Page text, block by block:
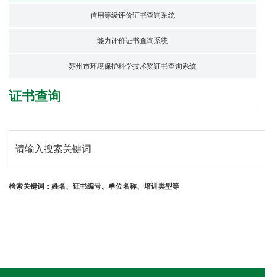
信用等级评价证书查询系统
能力评价证书查询系统
苏州市环境保护科学技术奖证书查询系统
证书查询
检索关键词：姓名、证书编号、单位名称、培训类型等